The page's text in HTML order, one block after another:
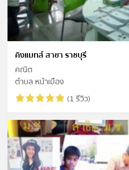
คิงแมทส์ สาขา ราชบุรี
คณิต
ตำบล หน้าเมือง
(1 รีวิว)